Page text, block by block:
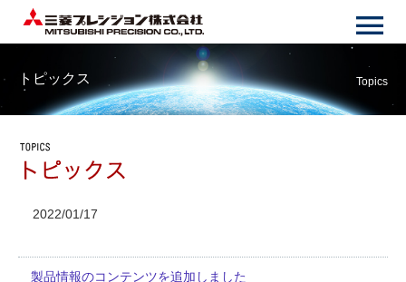
トピックス Topics
2022/01/17
製品情報のコンテンツを追加しました